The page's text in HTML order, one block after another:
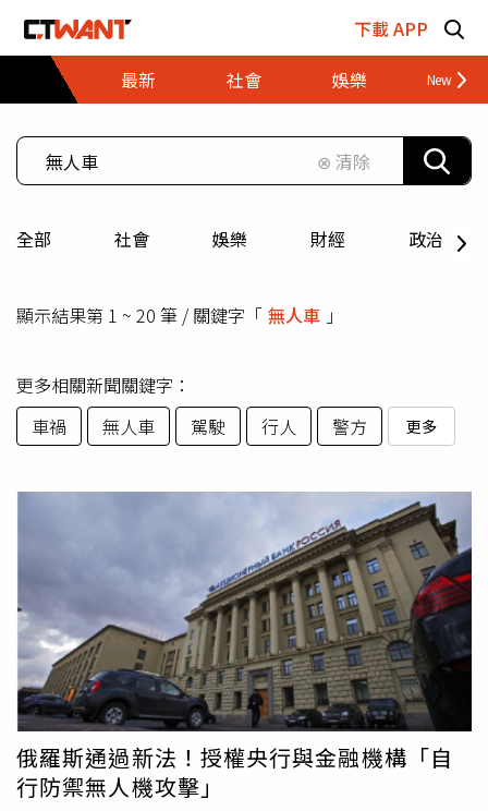
下載 APP
最新
社會 娛樂 財經
⊗ 清除
全部 社會 娛樂 財經 政治
顯示結果第 1 ~ 20 筆 / 關鍵字「 無人車 」
更多相關新聞關鍵字：
車禍
無人車 駕駛 行人 警方 更多
俄羅斯通過新法！授權央行與金融機構「自
行防禦無人機攻擊」